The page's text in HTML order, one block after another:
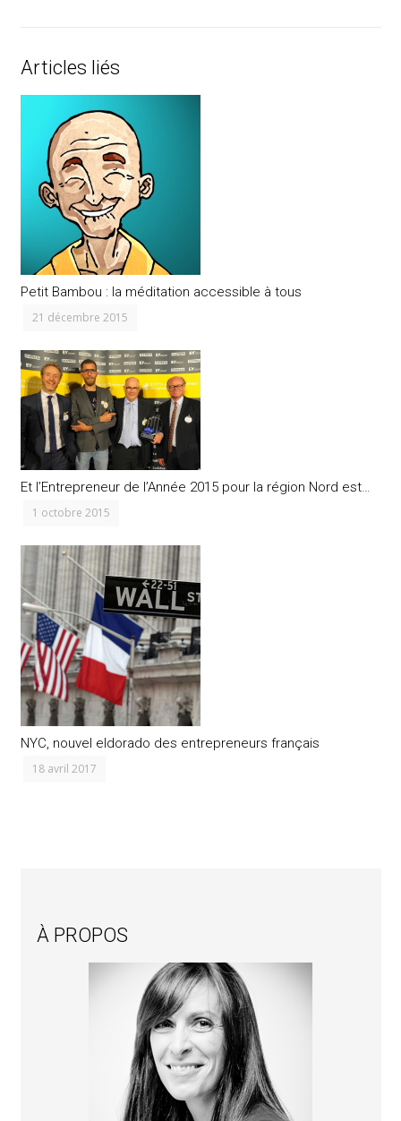
Articles liés
Petit Bambou : la méditation accessible à tous
21 décembre 2015
Et l’Entrepreneur de l’Année 2015 pour la région Nord est…
1 octobre 2015
NYC, nouvel eldorado des entrepreneurs français
18 avril 2017
À PROPOS